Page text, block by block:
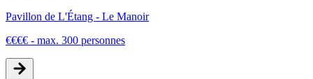
Pavillon de L'Étang - Le Manoir
€€€€ - max. 300 personnes